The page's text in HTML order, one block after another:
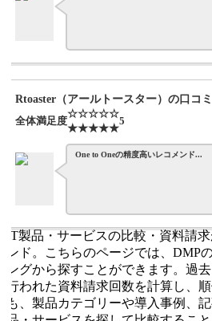
Rtoaster（アールトースター）の口コミ
全体満足度
☆☆☆☆☆
★★★★★
5
One to Oneの精度高いレコメンド...
製品・サービスの比較・資料請求
ド。こちらのページでは、DMPの
グから探すことができます。過去
われた資料請求回数を計算し、順
、製品カテゴリーや導入事例、記